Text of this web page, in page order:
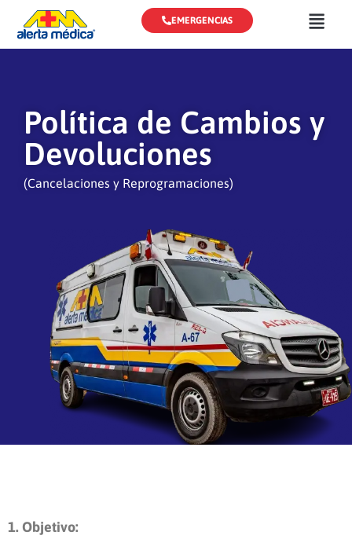
content
EMERGENCIAS
Política de Cambios y
Devoluciones
(Cancelaciones y Reprogramaciones)
1. Objetivo: